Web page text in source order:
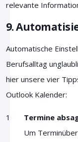
relevante
9.
Automatische
Berufsalltag
hier unsere vier
Outlook Kalender:
Termine
Um